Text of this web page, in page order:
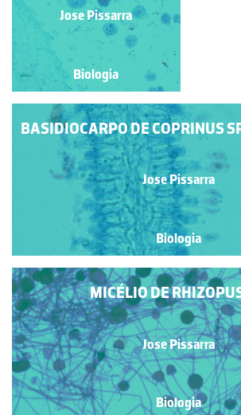
Cláudia Meirinhos
Biologia
BASIDIOCARPO DE COPRINUS
Jose Pissarra
Biologia
MICÉLIO DE
Jose Pissarra
Biologia
Jose Pissarra
Biologia